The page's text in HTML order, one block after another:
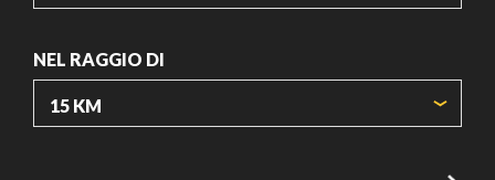
NEL RAGGIO DI